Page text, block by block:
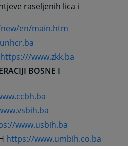
raseljenih lica i
en/main.htm
https:///www.zkk.ba
BOSNE I
www.usbih.ba
https://www.umbih.co.ba